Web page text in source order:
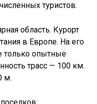
туристов.
область. Курорт
в Европе. На его
только опытные
трасс — 100 км.
м.